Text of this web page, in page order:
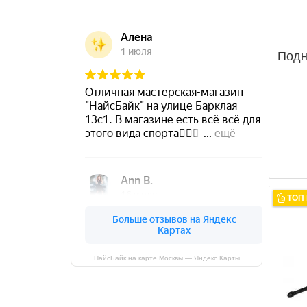
НайсБайк на карте Москвы — Яндекс Карты
ТОП